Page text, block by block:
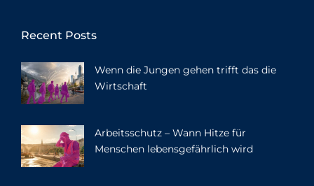
Recent Posts
Wenn die Jungen gehen trifft das die
Wirtschaft
Arbeitsschutz – Wann Hitze für
Menschen lebensgefährlich wird